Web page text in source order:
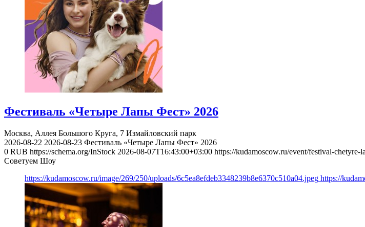
Фестиваль «Четыре Лапы Фест» 2026
Москва, Аллея Большого Круга, 7 Измайловский парк
2026-08-22 2026-08-23 Фестиваль «Четыре Лапы Фест» 2026
0 RUB https://schema.org/InStock 2026-08-07T16:43:00+03:00 https://kudamoscow.ru/event/festival-chetyre-
Советуем Шоу
https://kudamoscow.ru/image/269/250/uploads/6c5ea8efdeb3348239b8e6370c510a04.jpeg https://